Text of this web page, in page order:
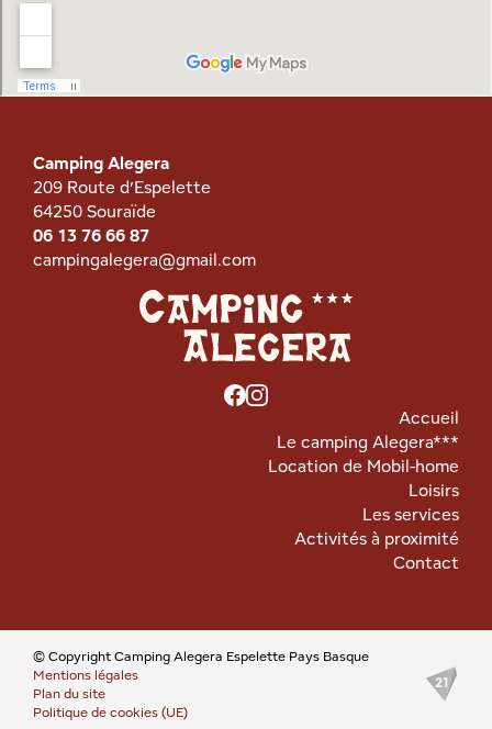
Camping Alegera
209 Route d’Espelette
64250 Souraïde
06 13 76 66 87
campingalegera@gmail.com
Accueil
Le camping Alegera***
Location de Mobil-home
Loisirs
Les services
Activités à proximité
Contact
© Copyright Camping Alegera Espelette Pays Basque
Mentions légales
Plan du site
Politique de cookies (UE)